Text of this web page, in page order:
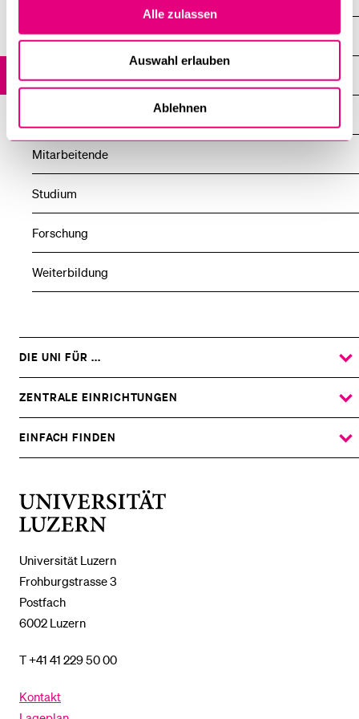
Alle zulassen
Auswahl erlauben
Ablehnen
Übersicht
News
Mitarbeitende
Studium
Forschung
Weiterbildung
Universität Luzern
Frohburgstrasse 3
Postfach
6002 Luzern
T +41 41 229 50 00
Kontakt
DIE UNI FÜR ...
ZEIGE
DAS
UNTERMENÜ
ZENTRALE EINRICHTUNGEN
ZEIGE
DAS
UNTERMENÜ
EINFACH FINDEN
ZEIGE
DAS